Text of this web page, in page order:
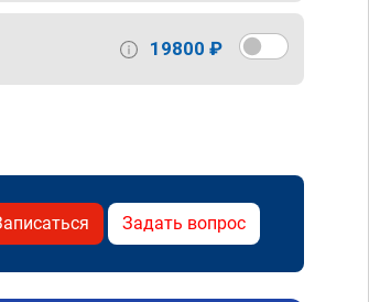
19800 ₽
Задать вопрос